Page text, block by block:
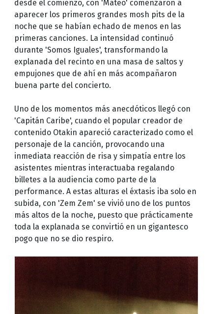
desde el comienzo, con 'Mateo' comenzaron a
aparecer los primeros grandes mosh pits de la
noche que se habían echado de menos en las
primeras canciones. La intensidad continuó
durante 'Somos Iguales', transformando la
explanada del recinto en una masa de saltos y
empujones que de ahí en más acompañaron
buena parte del concierto.
Uno de los momentos más anecdóticos llegó con
'Capitán Caribe', cuando el popular creador de
contenido Otakin apareció caracterizado como el
personaje de la canción, provocando una
inmediata reacción de risa y simpatía entre los
asistentes mientras interactuaba regalando
billetes a la audiencia como parte de la
performance. A estas alturas el éxtasis iba solo en
subida, con 'Zem Zem' se vivió uno de los puntos
más altos de la noche, puesto que prácticamente
toda la explanada se convirtió en un gigantesco
pogo que no se dio respiro.